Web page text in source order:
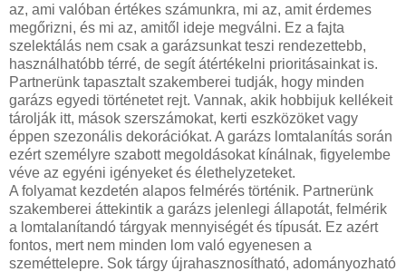
az, ami valóban értékes számunkra, mi az, amit érdemes
megőrizni, és mi az, amitől ideje megválni. Ez a fajta
szelektálás nem csak a garázsunkat teszi rendezettebb,
használhatóbb térré, de segít átértékelni prioritásainkat is.
Partnerünk tapasztalt szakemberei tudják, hogy minden
garázs egyedi történetet rejt. Vannak, akik hobbijuk kellékeit
tárolják itt, mások szerszámokat, kerti eszközöket vagy
éppen szezonális dekorációkat. A garázs lomtalanítás során
ezért személyre szabott megoldásokat kínálnak, figyelembe
véve az egyéni igényeket és élethelyzeteket.
A folyamat kezdetén alapos felmérés történik. Partnerünk
szakemberei áttekintik a garázs jelenlegi állapotát, felmérik
a lomtalanítandó tárgyak mennyiségét és típusát. Ez azért
fontos, mert nem minden lom való egyenesen a
szeméttelepre. Sok tárgy újrahasznosítható, adományozható